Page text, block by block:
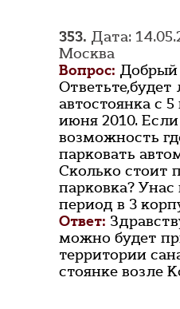
353. Дата:
Москва
Вопрос: Добрый
Ответьте,будет
автостоянка с
июня 2010.
возможность
парковать
Сколько стоит
парковка? Унас
период в 3
Ответ:
можно будет
территории
стоянке возле